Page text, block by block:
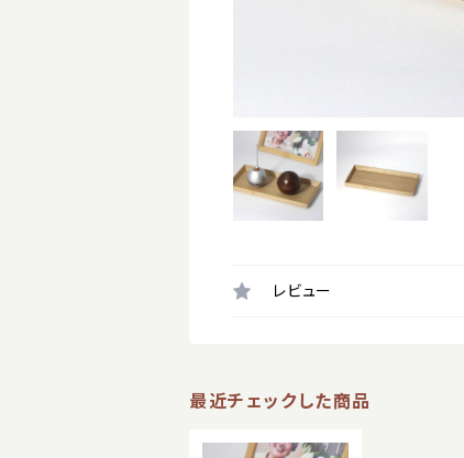
レビュー
最近チェックした商品